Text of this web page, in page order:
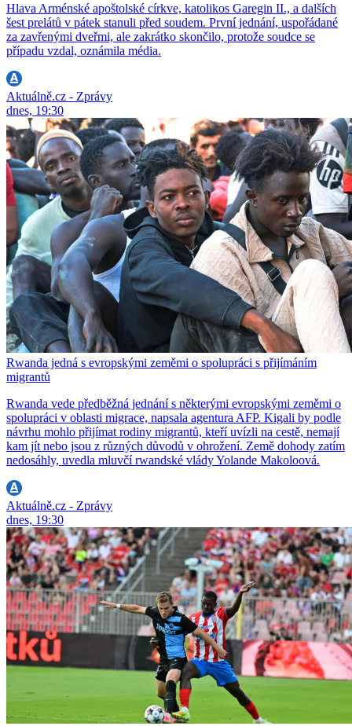
Hlava Arménské apoštolské církve, katolikos Garegin II., a dalších
šest prelátů v pátek stanuli před soudem. První jednání, uspořádané
za zavřenými dveřmi, ale zakrátko skončilo, protože soudce se
případu vzdal, oznámila média.
Aktuálně.cz - Zprávy
dnes, 19:30
Rwanda jedná s evropskými zeměmi o spolupráci s přijímáním
migrantů
Rwanda vede předběžná jednání s některými evropskými zeměmi o
spolupráci v oblasti migrace, napsala agentura AFP. Kigali by podle
návrhu mohlo přijímat rodiny migrantů, kteří uvízli na cestě, nemají
kam jít nebo jsou z různých důvodů v ohrožení. Země dohody zatím
nedosáhly, uvedla mluvčí rwandské vlády Yolande Makoloová.
Aktuálně.cz - Zprávy
dnes, 19:30